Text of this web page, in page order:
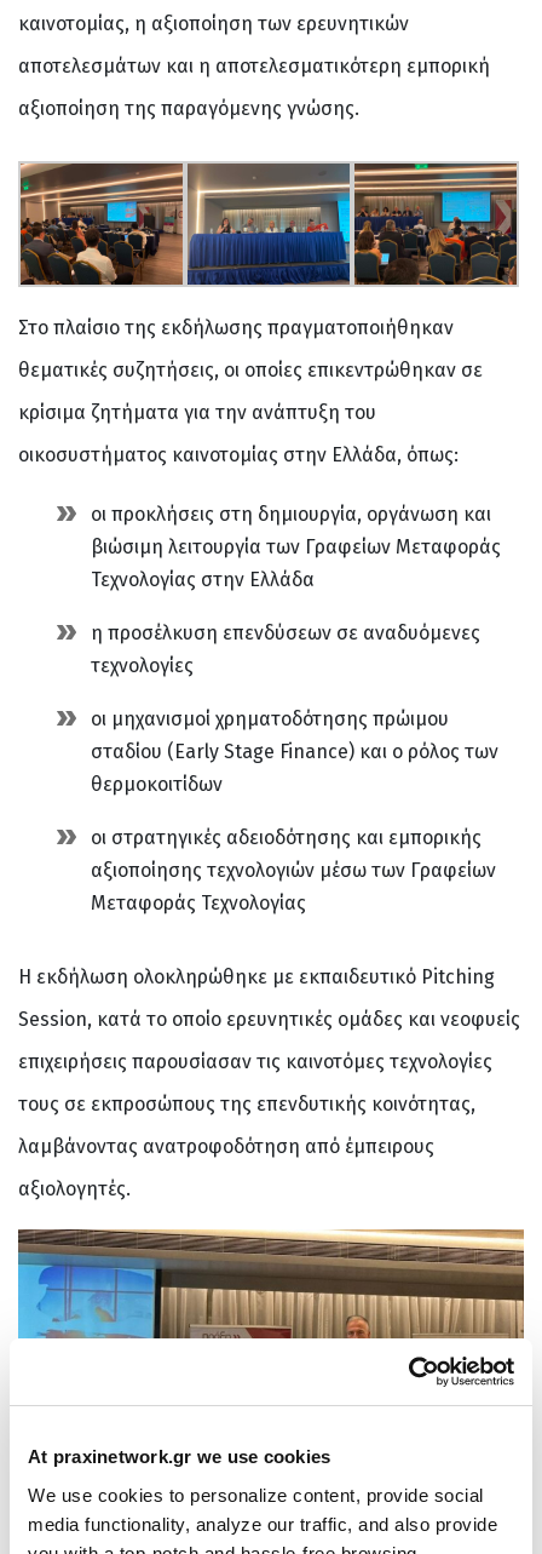
At praxinetwork.gr we use cookies
We use cookies to personalize content, provide social
media functionality, analyze our traffic, and also provide
καινοτομίας, η αξιοποίηση των ερευνητικών
αποτελεσμάτων και η αποτελεσματικότερη εμπορική
αξιοποίηση της παραγόμενης γνώσης.
Στο πλαίσιο της εκδήλωσης πραγματοποιήθηκαν
θεματικές συζητήσεις, οι οποίες επικεντρώθηκαν σε
κρίσιμα ζητήματα για την ανάπτυξη του
οικοσυστήματος καινοτομίας στην Ελλάδα, όπως:
οι προκλήσεις στη δημιουργία, οργάνωση και
βιώσιμη λειτουργία των Γραφείων Μεταφοράς
Τεχνολογίας στην Ελλάδα
η προσέλκυση επενδύσεων σε αναδυόμενες
τεχνολογίες
οι μηχανισμοί χρηματοδότησης πρώιμου
σταδίου (Early Stage Finance) και ο ρόλος των
θερμοκοιτίδων
οι στρατηγικές αδειοδότησης και εμπορικής
αξιοποίησης τεχνολογιών μέσω των Γραφείων
Μεταφοράς Τεχνολογίας
Η εκδήλωση ολοκληρώθηκε με εκπαιδευτικό Pitching
Session, κατά το οποίο ερευνητικές ομάδες και νεοφυείς
επιχειρήσεις παρουσίασαν τις καινοτόμες τεχνολογίες
τους σε εκπροσώπους της επενδυτικής κοινότητας,
λαμβάνοντας ανατροφοδότηση από έμπειρους
αξιολογητές.